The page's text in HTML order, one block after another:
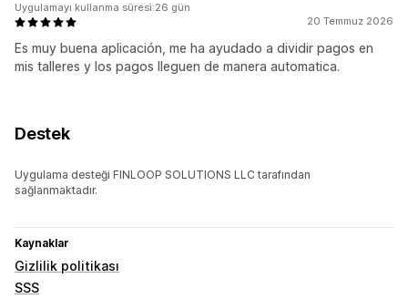
20 Temmuz 2026
Es muy buena aplicación, me ha ayudado a dividir pagos en
mis talleres y los pagos lleguen de manera automatica.
Uygulamayı kullanma süresi:26 gün
Destek
Uygulama desteği FINLOOP SOLUTIONS LLC tarafından
sağlanmaktadır.
Kaynaklar
Gizlilik politikası
SSS